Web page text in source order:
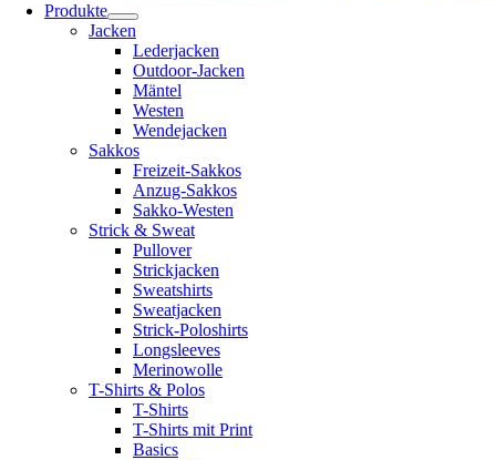
Produkte
Jacken
Lederjacken
Outdoor-Jacken
Mäntel
Westen
Wendejacken
Sakkos
Freizeit-Sakkos
Anzug-Sakkos
Sakko-Westen
Strick & Sweat
Pullover
Strickjacken
Sweatshirts
Sweatjacken
Strick-Poloshirts
Longsleeves
Merinowolle
T-Shirts & Polos
T-Shirts
T-Shirts mit Print
Basics